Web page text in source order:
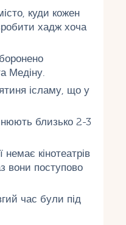
куди кожен
хадж хоча
Медіну.
ісламу, що у
близько 2-3
немає кінотеатрів
вони поступово
час були під